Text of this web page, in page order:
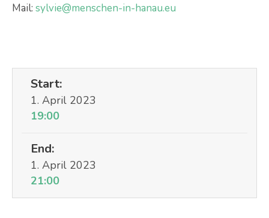
Mail: sylvie@menschen-in-hanau.eu
Start:
1. April 2023
19:00
End:
1. April 2023
21:00